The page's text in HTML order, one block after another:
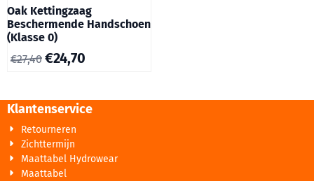
Oak Kettingzaag
Beschermende Handschoen
(Klasse 0)
€27,40 €24,70
Klantenservice
Retourneren
Zichttermijn
Maattabel Hydrowear
Maattabel